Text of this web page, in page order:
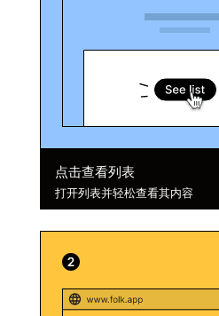
点击查看列表
打开列表并轻松查看其内容